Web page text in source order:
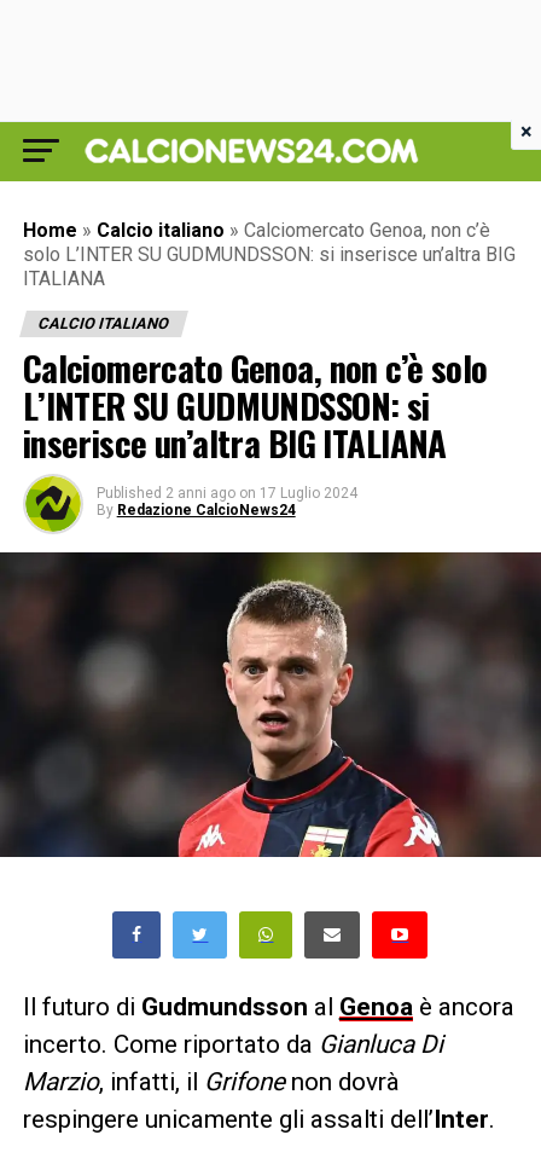
Home » Calcio italiano » Calciomercato Genoa, non c’è
solo L’INTER SU GUDMUNDSSON: si inserisce un’altra BIG
ITALIANA
CALCIO ITALIANO
Calciomercato Genoa, non c’è solo
L’INTER SU GUDMUNDSSON: si
inserisce un’altra BIG ITALIANA
Published 2 anni ago on 17 Luglio 2024
By Redazione CalcioNews24
Il futuro di Gudmundsson al Genoa è ancora
incerto. Come riportato da Gianluca Di
Marzio, infatti, il Grifone non dovrà
respingere unicamente gli assalti dell’Inter.
×